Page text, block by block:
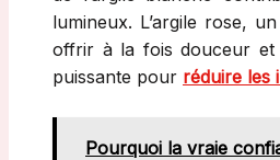
lumineux. L’argile rose,
offrir à la fois douceur et
puissante pour réduire les
Pourquoi la vraie